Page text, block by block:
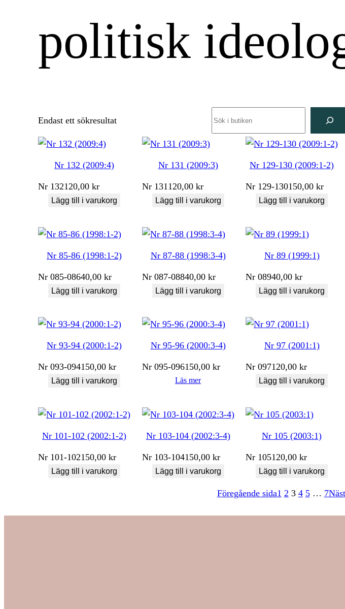
politisk
Endast ett sökresultat
Nr 132 (2009:4)
Nr 132120,00kr
Lägg till i varukorg
Nr 131 (2009:3)
Nr 131120,00 kr
Lägg till i varukorg
Nr 129-130 (2009:1-2)
Nr 129-130150,00kr
Lägg till i varukorg
Nr 85-86 (1998:1-2)
Nr 085-08640,00kr
Lägg till i varukorg
Nr 87-88 (1998:3-4)
Nr 087-08840,00 kr
Lägg till i varukorg
Nr 89 (1999:1)
Nr 08940,00kr
Lägg till i varukorg
Nr 93-94 (2000:1-2)
Nr 093-094150,00kr
Lägg till i varukorg
Nr 95-96 (2000:3-4)
Nr 095-096150,00 kr
Läs mer
Nr 97 (2001:1)
Nr 097120,00kr
Lägg till i varukorg
Nr 101-102 (2002:1-2)
Nr 101-102150,00kr
Lägg till i varukorg
Nr 103-104 (2002:3-4)
Nr 103-104150,00 kr
Lägg till i varukorg
Nr 105 (2003:1)
Nr 105120,00kr
Lägg till i varukorg
Föregående sida1 2 3 4 5 … 7